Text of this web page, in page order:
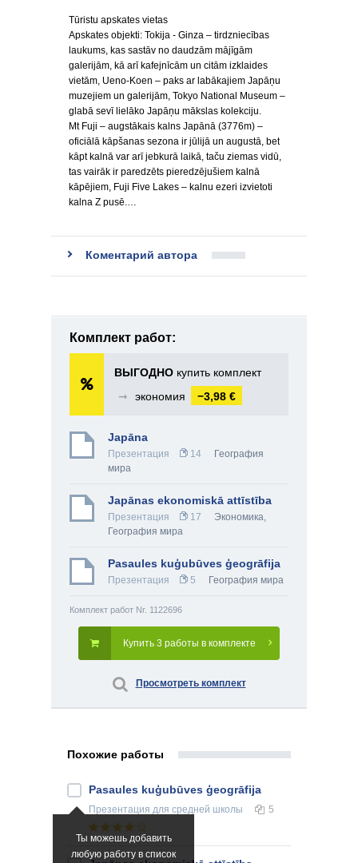
Tūristu apskates vietas
Apskates objekti: Tokija - Ginza – tirdzniecības
laukums, kas sastāv no daudzām mājīgām
galerijām, kā arī kafejnīcām un citām izklaides
vietām, Ueno-Koen – paks ar labākajiem Japāņu
muzejiem un galerijām, Tokyo National Museum –
glabā sevī lielāko Japāņu mākslas kolekciju.
Mt Fuji – augstākais kalns Japānā (3776m) –
oficiālā kāpšanas sezona ir jūlijā un augustā, bet
kāpt kalnā var arī jebkurā laikā, taču ziemas vidū,
tas vairāk ir paredzēts pieredzējušiem kalnā
kāpējiem, Fuji Five Lakes – kalnu ezeri izvietoti
kalna Z pusē.…
Коментарий автора
Комплект работ:
ВЫГОДНО купить комплект
➞
экономия −3,98 €
Japāna
Презентация 14
География
мира
Japānas ekonomiskā attīstība
Презентация 17 Экономика,
География мира
Pasaules kuģubūves ģeogrāfija
Презентация 5 География мира
Комплект работ Nr. 1122696
Купить 3 работы в комплекте
Просмотреть комплект
Похожие работы
Ты можешь добавить
любую работу в список
Pasaules kuģubūves ģeogrāfija
Презентация для средней школы 5